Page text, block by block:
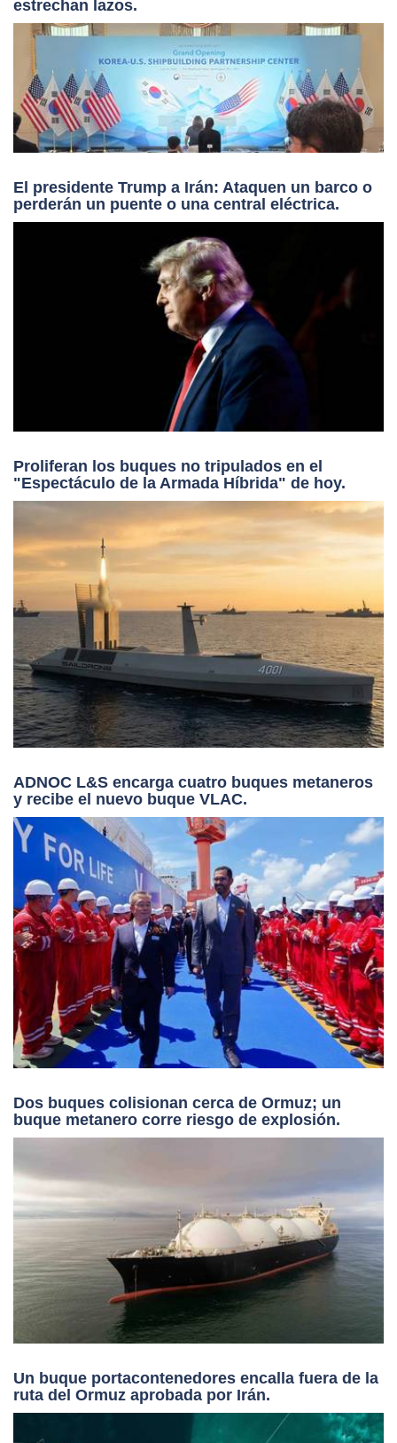
estrechan lazos.
El presidente Trump a Irán: Ataquen un barco o
perderán un puente o una central eléctrica.
Proliferan los buques no tripulados en el
"Espectáculo de la Armada Híbrida" de hoy.
ADNOC L&S encarga cuatro buques metaneros
y recibe el nuevo buque VLAC.
Dos buques colisionan cerca de Ormuz; un
buque metanero corre riesgo de explosión.
Un buque portacontenedores encalla fuera de la
ruta del Ormuz aprobada por Irán.